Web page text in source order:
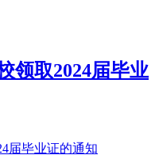
领取2024届毕业